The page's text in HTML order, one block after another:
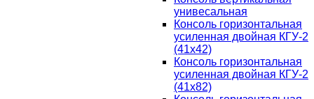
унивесальная
Консоль горизонтальная
усиленная двойная КГУ-2
(41х42)
Консоль горизонтальная
усиленная двойная КГУ-2
(41х82)